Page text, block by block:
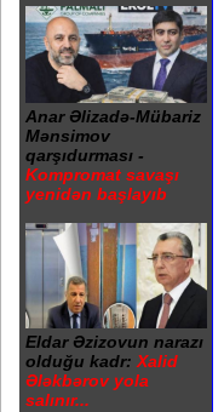
Anar Əlizadə-Mübariz
Mənsimov
qarşıdurması -
Kompromat savaşı
yenidən başlayıb
Eldar Əzizovun narazı
olduğu kadr: Xalid
Ələkbərov yola
salınır...